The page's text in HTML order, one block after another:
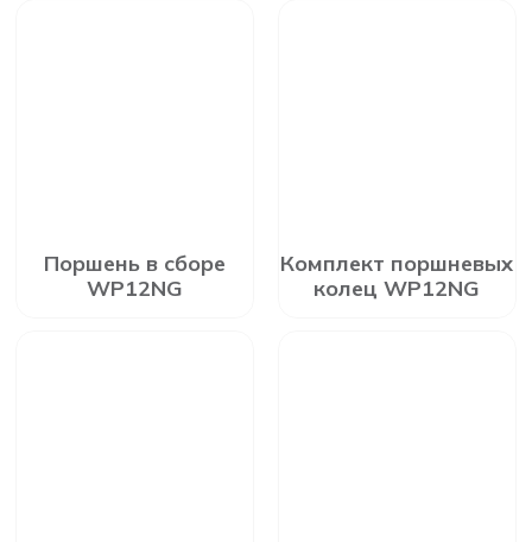
Поршень в сборе
WP12NG
Комплект поршневых
колец WP12NG